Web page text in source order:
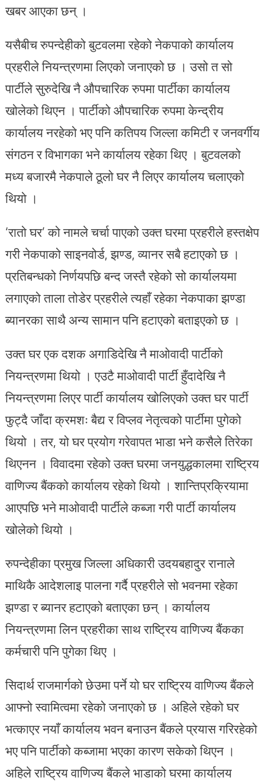
खबर आएका छन् ।
यसैबीच रुपन्देहीको बुटवलमा रहेको नेकपाको कार्यालय
प्रहरीले नियन्त्रणमा लिएको जनाएको छ । उसो त सो
पार्टीले सुरुदेखि नै औपचारिक रुपमा पार्टीका कार्यालय
खोलेको थिएन । पार्टीको औपचारिक रुपमा केन्द्रीय
कार्यालय नरहेको भए पनि कतिपय जिल्ला कमिटी र जनवर्गीय
संगठन र विभागका भने कार्यालय रहेका थिए । बुटवलको
मध्य बजारमै नेकपाले ठूलो घर नै लिएर कार्यालय चलाएको
थियो ।
‘रातो घर’ को नामले चर्चा पाएको उक्त घरमा प्रहरीले हस्तक्षेप
गरी नेकपाको साइनवोर्ड, झण्ड, व्यानर सबै हटाएको छ ।
प्रतिबन्धको निर्णयपछि बन्द जस्तै रहेको सो कार्यालयमा
लगाएको ताला तोडेर प्रहरीले त्यहाँ रहेका नेकपाका झण्डा
ब्यानरका साथै अन्य सामान पनि हटाएको बताइएको छ ।
उक्त घर एक दशक अगाडिदेखि नै माओवादी पार्टीको
नियन्त्रणमा थियो । एउटै माओवादी पार्टी हुँदादेखि नै
नियन्त्रणमा लिएर पार्टी कार्यालय खोलिएको उक्त घर पार्टी
फुट्दै जाँदा क्रमशः बैद्य र विप्लव नेतृत्वको पार्टीमा पुगेको
थियो । तर, यो घर प्रयोग गरेवापत भाडा भने कसैले तिरेका
थिएनन । विवादमा रहेको उक्त घरमा जनयुद्धकालमा राष्ट्रिय
वाणिज्य बैंकको कार्यालय रहेको थियो । शान्तिप्रक्रियामा
आएपछि भने माओवादी पार्टीले कब्जा गरी पार्टी कार्यालय
खोलेको थियो ।
रुपन्देहीका प्रमुख जिल्ला अधिकारी उदयबहादुर रानाले
माथिकै आदेशलाइ पालना गर्दै प्रहरीले सो भवनमा रहेका
झण्डा र ब्यानर हटाएको बताएका छन् । कार्यालय
नियन्त्रणमा लिन प्रहरीका साथ राष्ट्रिय वाणिज्य बैंकका
कर्मचारी पनि पुगेका थिए ।
सिदार्थ राजमार्गको छेउमा पर्ने यो घर राष्ट्रिय वाणिज्य बैंकले
आफ्नो स्वामित्वमा रहेको जनाएको छ । अहिले रहेको घर
भत्काएर नयाँ कार्यालय भवन बनाउन बैंकले प्रयास गरिरहेको
भए पनि पार्टीको कब्जामा भएका कारण सकेको थिएन ।
अहिले राष्ट्रिय वाणिज्य बैंकले भाडाको घरमा कार्यालय